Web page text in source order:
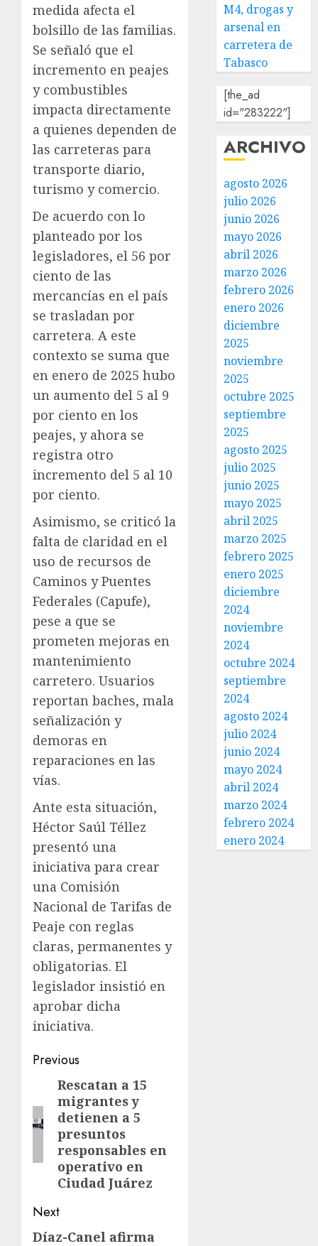
medida afecta el
bolsillo de las familias.
Se señaló que el
incremento en peajes
y combustibles
impacta directamente
a quienes dependen de
las carreteras para
transporte diario,
turismo y comercio.
De acuerdo con lo
planteado por los
legisladores, el 56 por
ciento de las
mercancías en el país
se trasladan por
carretera. A este
contexto se suma que
en enero de 2025 hubo
un aumento del 5 al 9
por ciento en los
peajes, y ahora se
registra otro
incremento del 5 al 10
por ciento.
Asimismo, se criticó la
falta de claridad en el
uso de recursos de
Caminos y Puentes
Federales (Capufe),
pese a que se
prometen mejoras en
mantenimiento
carretero. Usuarios
reportan baches, mala
señalización y
demoras en
reparaciones en las
vías.
Ante esta situación,
Héctor Saúl Téllez
presentó una
iniciativa para crear
una Comisión
Nacional de Tarifas de
Peaje con reglas
claras, permanentes y
obligatorias. El
legislador insistió en
aprobar dicha
iniciativa.
Previous
Rescatan a 15
migrantes y
detienen a 5
presuntos
responsables en
operativo en
Ciudad Juárez
Next
Díaz-Canel afirma
M4, drogas y
arsenal en
carretera de
Tabasco
[the_ad
id="283222"]
ARCHIVO
agosto 2026
julio 2026
junio 2026
mayo 2026
abril 2026
marzo 2026
febrero 2026
enero 2026
diciembre
2025
noviembre
2025
octubre 2025
septiembre
2025
agosto 2025
julio 2025
junio 2025
mayo 2025
abril 2025
marzo 2025
febrero 2025
enero 2025
diciembre
2024
noviembre
2024
octubre 2024
septiembre
2024
agosto 2024
julio 2024
junio 2024
mayo 2024
abril 2024
marzo 2024
febrero 2024
enero 2024